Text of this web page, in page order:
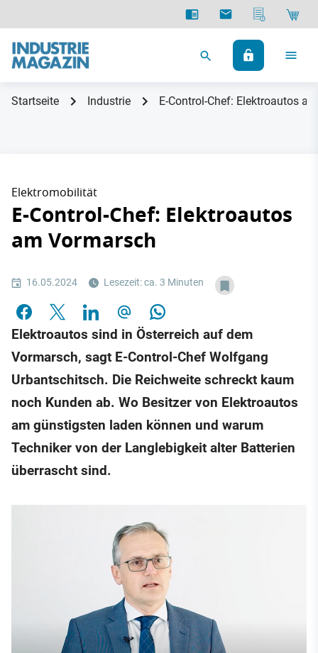
Startseite Industrie E-Control-Chef: Elektroautos
Elektromobilität
E-Control-Chef: Elektroautos
am Vormarsch
16.05.2024 Lesezeit: ca. 3 Minuten
Elektroautos sind in Österreich auf dem
Vormarsch, sagt E-Control-Chef Wolfgang
Urbantschitsch. Die Reichweite schreckt kaum
noch Kunden ab. Wo Besitzer von Elektroautos
am günstigsten laden können und warum
Techniker von der Langlebigkeit alter Batterien
überrascht sind.